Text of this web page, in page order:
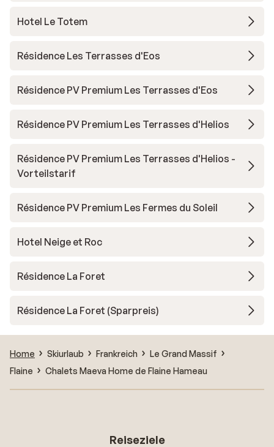
Hotel Le Totem
Résidence Les Terrasses d'Eos
Résidence PV Premium Les Terrasses d'Eos
Résidence PV Premium Les Terrasses d'Helios
Résidence PV Premium Les Terrasses d'Helios -
Vorteilstarif
Résidence PV Premium Les Fermes du Soleil
Hotel Neige et Roc
Résidence La Foret
Résidence La Foret (Sparpreis)
Home Skiurlaub Frankreich
Le Grand Massif
Flaine
Chalets Maeva Home de Flaine Hameau
Reiseziele